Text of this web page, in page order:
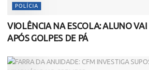
POLÍCIA
VIOLÊNCIA NA ESCOLA: ALUNO VAI
APÓS GOLPES DE PÁ